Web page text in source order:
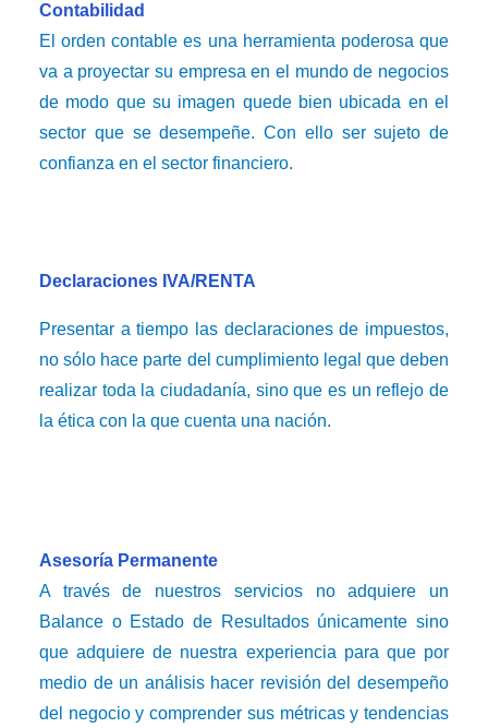
Contabilidad
El orden contable es una herramienta poderosa que
va a proyectar su empresa en el mundo de negocios
de modo que su imagen quede bien ubicada en el
sector que se desempeñe. Con ello ser sujeto de
confianza en el sector financiero.
Declaraciones IVA/RENTA
Presentar a tiempo las declaraciones de impuestos,
no sólo hace parte del cumplimiento legal que deben
realizar toda la ciudadanía, sino que es un reflejo de
la ética con la que cuenta una nación.
Asesoría Permanente
A través de nuestros servicios no adquiere un
Balance o Estado de Resultados únicamente sino
que adquiere de nuestra experiencia para que por
medio de un análisis hacer revisión del desempeño
del negocio y comprender sus métricas y tendencias